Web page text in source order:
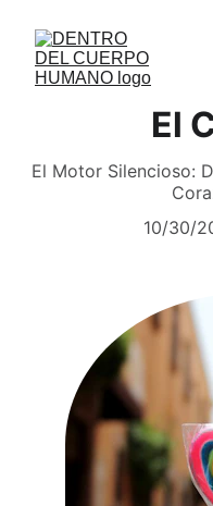
El
El Motor Silencioso:
10/30/